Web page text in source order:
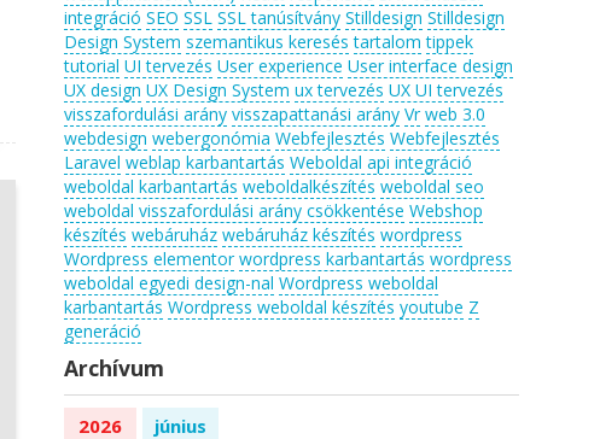
integráció SEO SSL SSL tanúsítvány Stilldesign Stilldesign
Design System szemantikus keresés tartalom tippek
tutorial UI tervezés User experience User interface design
UX design UX Design System ux tervezés UX UI tervezés
visszafordulási arány visszapattanási arány Vr web 3.0
webdesign webergonómia Webfejlesztés Webfejlesztés
Laravel weblap karbantartás Weboldal api integráció
weboldal karbantartás weboldalkészítés weboldal seo
weboldal visszafordulási arány csökkentése Webshop
készítés webáruház webáruház készítés wordpress
Wordpress elementor wordpress karbantartás wordpress
weboldal egyedi design-nal Wordpress weboldal
karbantartás Wordpress weboldal készítés youtube Z
generáció
Archívum
2026
június